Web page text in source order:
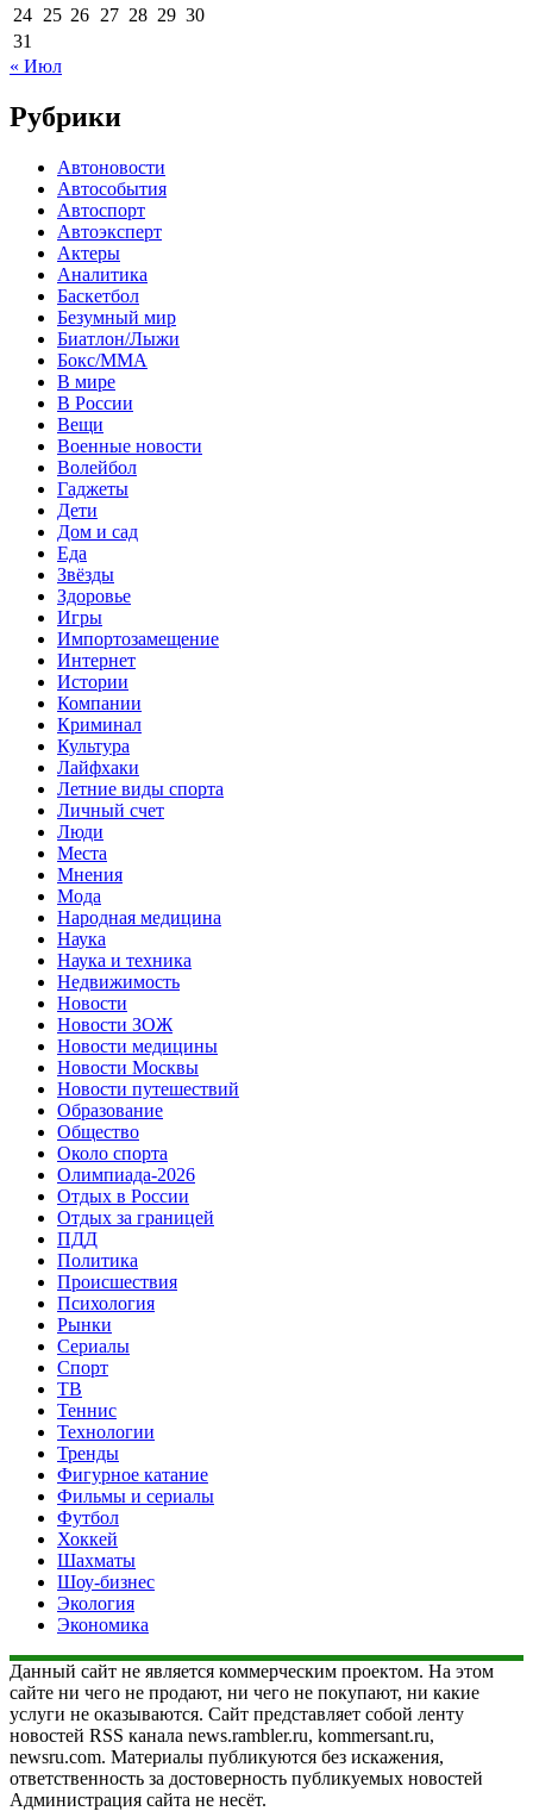
24 25 26 27 28 29 30
31
« Июл
Рубрики
Автоновости
Автособытия
Автоспорт
Автоэксперт
Актеры
Аналитика
Баскетбол
Безумный мир
Биатлон/Лыжи
Бокс/MMA
В мире
В России
Вещи
Военные новости
Волейбол
Гаджеты
Дети
Дом и сад
Еда
Звёзды
Здоровье
Игры
Импортозамещение
Интернет
Истории
Компании
Криминал
Культура
Лайфхаки
Летние виды спорта
Личный счет
Люди
Места
Мнения
Мода
Народная медицина
Наука
Наука и техника
Недвижимость
Новости
Новости ЗОЖ
Новости медицины
Новости Москвы
Новости путешествий
Образование
Общество
Около спорта
Олимпиада-2026
Отдых в России
Отдых за границей
ПДД
Политика
Происшествия
Психология
Рынки
Сериалы
Спорт
ТВ
Теннис
Технологии
Тренды
Фигурное катание
Фильмы и сериалы
Футбол
Хоккей
Шахматы
Шоу-бизнес
Экология
Экономика
Данный сайт не является коммерческим проектом. На этом
сайте ни чего не продают, ни чего не покупают, ни какие
услуги не оказываются. Сайт представляет собой ленту
новостей RSS канала news.rambler.ru, kommersant.ru,
newsru.com. Материалы публикуются без искажения,
ответственность за достоверность публикуемых новостей
Администрация сайта не несёт.